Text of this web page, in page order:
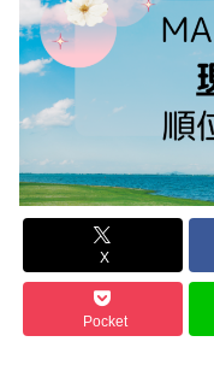
X
Pocket